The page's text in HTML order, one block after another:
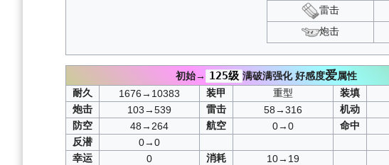
雷击
炮击
初始→ 125级 满破满强化好感度爱属性
耐久
1676→10383 装甲 重型 装填
炮击
103→539 雷击 58→316 机动
防空
48→264 航空 0→0 命中
反潜
0→0
幸运
0 消耗
10→19